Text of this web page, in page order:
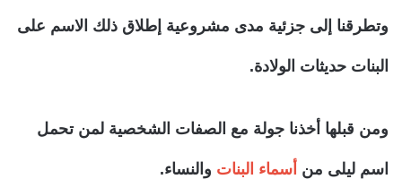
وتطرقنا إلى جزئية مدى مشروعية إطلاق ذلك الاسم على
البنات حديثات الولادة.
ومن قبلها أخذنا جولة مع الصفات الشخصية لمن تحمل
اسم ليلى من أسماء البنات والنساء.